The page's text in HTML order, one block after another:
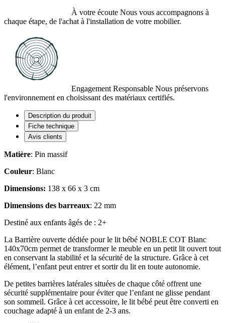
À votre écoute Nous vous accompagnons à
chaque étape, de l'achat à l'installation de votre mobilier.
Engagement Responsable Nous préservons
l'environnement en choisissant des matériaux certifiés.
Description du produit
Fiche technique
Avis clients
Matière: Pin massif
Couleur: Blanc
Dimensions: 138 x 66 x 3 cm
Dimensions des barreaux: 22 mm
Destiné aux enfants âgés de : 2+
La Barrière ouverte dédiée pour le lit bébé NOBLE COT Blanc
140x70cm permet de transformer le meuble en un petit lit ouvert tout
en conservant la stabilité et la sécurité de la structure. Grâce à cet
élément, l’enfant peut entrer et sortir du lit en toute autonomie.
De petites barrières latérales situées de chaque côté offrent une
sécurité supplémentaire pour éviter que l’enfant ne glisse pendant
son sommeil. Grâce à cet accessoire, le lit bébé peut être converti en
couchage adapté à un enfant de 2-3 ans.